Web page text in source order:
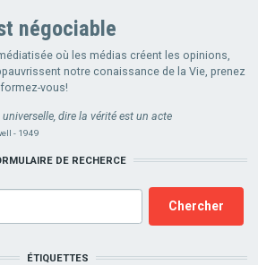
négociable
où les médias créent les opinions,
notre conaissance de la Vie, prenez
vous!
dire la vérité est un acte
- 1949
DE RECHERCE
ÉTIQUETTES